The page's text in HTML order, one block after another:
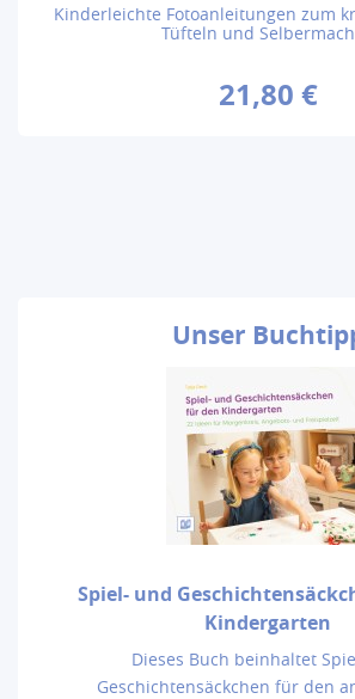
Kinderleichte Fotoanleitungen zum
Tüfteln und
21,80 €
Unser
Spiel- und
Kindergarten
Dieses Buch beinhaltet
Geschichtensäckchen für den